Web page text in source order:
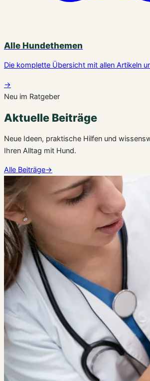
Alle Hundethemen
Die komplette Übersicht mit allen Artikeln
→
Neu im Ratgeber
Aktuelle Beiträge
Neue Ideen, praktische Hilfen und
Ihren Alltag mit Hund.
Alle Beiträge→